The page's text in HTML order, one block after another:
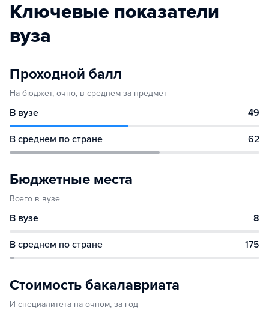
Ключевые показатели
вуза
Проходной балл
На бюджет, очно, в среднем за предмет
В вузе 49
В среднем по стране 62
Бюджетные места
Всего в вузе
В вузе 8
В среднем по стране 175
Стоимость бакалавриата
И специалитета на очном, за год